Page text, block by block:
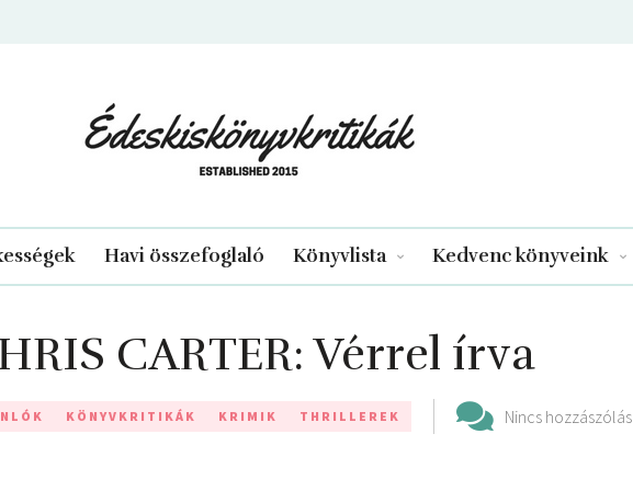
Havi összefoglaló Könyvlista Kedvenc könyveink
CARTER: Vérrel írva
KÖNYVKRITIKÁK KRIMIK THRILLEREK Nincs hozzászólás